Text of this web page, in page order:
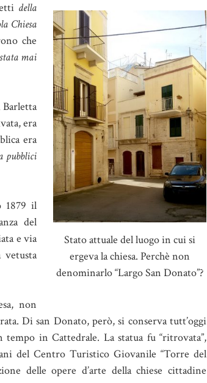
Stato attuale del luogo in cui si
ergeva la chiesa. Perchè non
denominarlo “Largo San Donato”?
della
Chiesa
che
mai
era
era
pubblici
1879 il
del
e via
non
Di san Donato, però, si conserva tutt’oggi
tempo in Cattedrale. La statua fu “ritrovata”,
del Centro Turistico Giovanile “Torre del
delle opere d’arte della chiese cittadine